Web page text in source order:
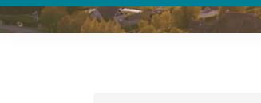
inhoud
gaan